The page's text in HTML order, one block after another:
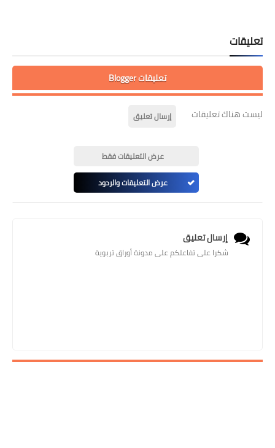
تعليقات
تعليقات Blogger
ليست هناك تعليقات إرسال تعليق
عرض التعليقات فقط
عرض التعليقات والردود
إرسال تعليق
شكرا على تفاعلكم على مدونة أوراق تربوية